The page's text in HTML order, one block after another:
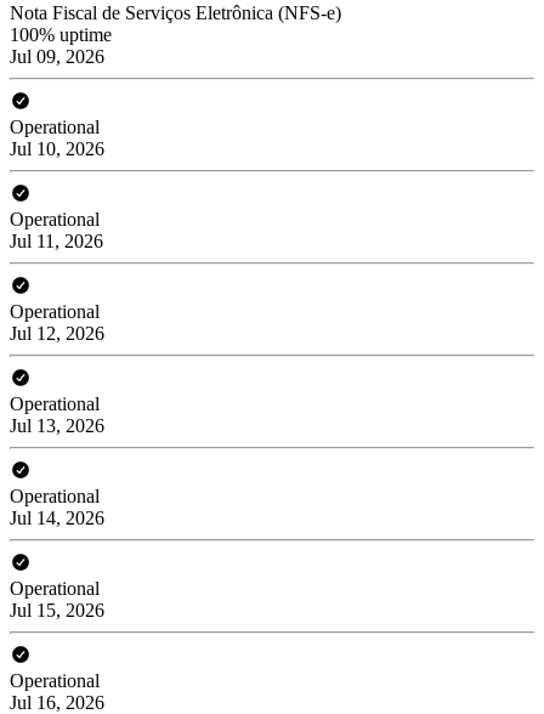
Nota Fiscal de Serviços Eletrônica (NFS-e)
100% uptime
Jul 09, 2026
Operational
Jul 10, 2026
Operational
Jul 11, 2026
Operational
Jul 12, 2026
Operational
Jul 13, 2026
Operational
Jul 14, 2026
Operational
Jul 15, 2026
Operational
Jul 16, 2026